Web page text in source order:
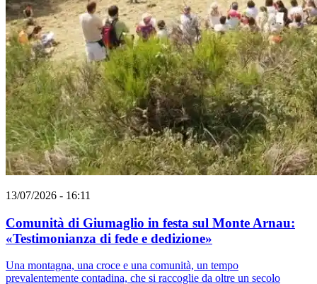
13/07/2026 - 16:11
Comunità di Giumaglio in festa sul Monte Arnau:
«Testimonianza di fede e dedizione»
Una montagna, una croce e una comunità, un tempo
prevalentemente contadina, che si raccoglie da oltre un secolo